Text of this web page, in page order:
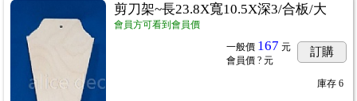
剪刀架~長23.8X寬10.5X深3/合板/大
會員方可看到會員價
一般價 167 元
會員價 ? 元
訂購
庫存 6